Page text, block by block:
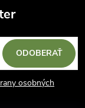
osobných
ODOBERAŤ